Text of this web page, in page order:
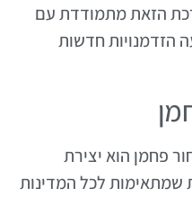
הזאת מתמודדת עם
הזדמנויות חדשות
פחמן הוא יצירת
שמתאימות לכל המדינות